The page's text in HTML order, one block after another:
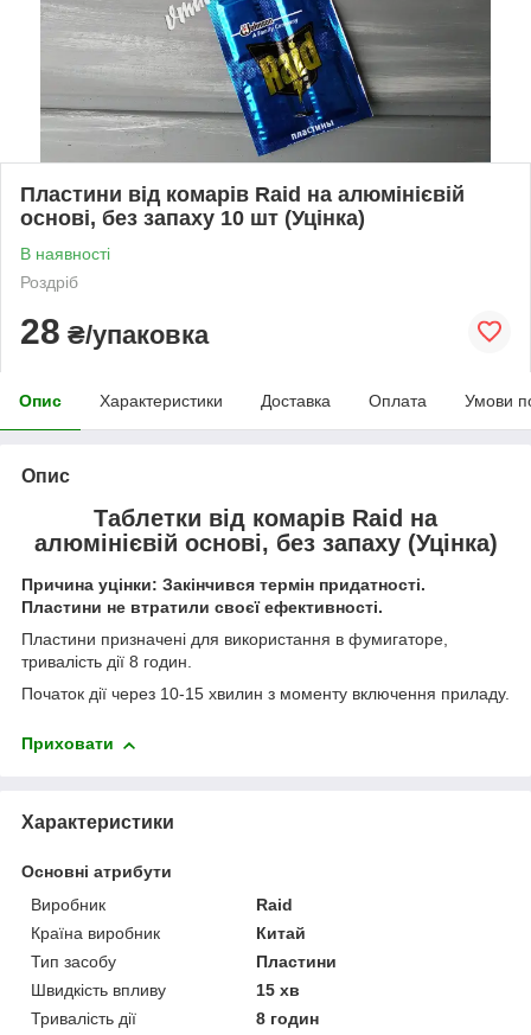
Пластини від комарів Raid на алюмінієвій
основі, без запаху 10 шт (Уцінка)
В наявності
Роздріб
28 ₴/упаковка
Опис Характеристики Доставка Оплата Умови
Опис
Таблетки від комарів Raid на
алюмінієвій основі, без запаху (Уцінка)
Причина уцінки: Закінчився термін придатності.
Пластини не втратили своєї ефективності.
Пластини призначені для використання в фумигаторе,
тривалість дії 8 годин.
Початок дії через 10-15 хвилин з моменту включення приладу.
Приховати
Характеристики
Основні атрибути
Виробник
Raid
Країна виробник
Китай
Тип засобу
Пластини
Швидкість впливу
15 хв
Тривалість дії
8 годин